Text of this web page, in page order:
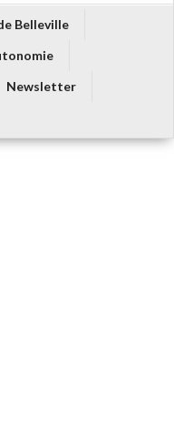
Belleville
Newsletter